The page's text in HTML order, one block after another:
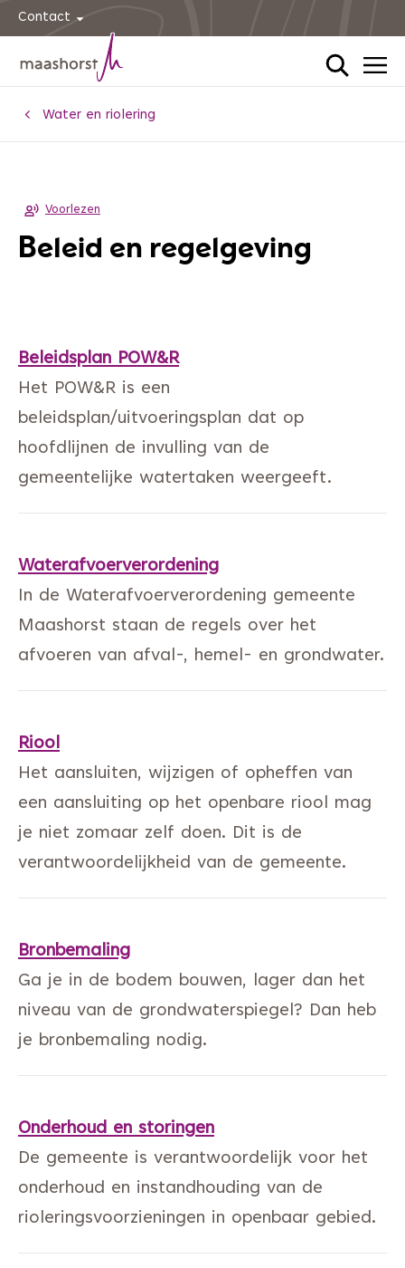
Contact
HomeWater en riolering
Voorlezen
Beleid en regelgeving
Beleidsplan POW&R
Het POW&R is een
beleidsplan/uitvoeringsplan dat op
hoofdlijnen de invulling van de
gemeentelijke watertaken weergeeft.
Waterafvoerverordening
In de Waterafvoerverordening gemeente
Maashorst staan de regels over het
afvoeren van afval-, hemel- en grondwater.
Riool
Het aansluiten, wijzigen of opheffen van
een aansluiting op het openbare riool mag
je niet zomaar zelf doen. Dit is de
verantwoordelijkheid van de gemeente.
Bronbemaling
Ga je in de bodem bouwen, lager dan het
niveau van de grondwaterspiegel? Dan heb
je bronbemaling nodig.
Onderhoud en storingen
De gemeente is verantwoordelijk voor het
onderhoud en instandhouding van de
rioleringsvoorzieningen in openbaar gebied.